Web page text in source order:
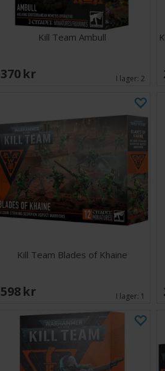
Kill Team Ambull
370 SEK I lager: 2
Kill Team Blades of Khaine
598 SEK I lager: 1